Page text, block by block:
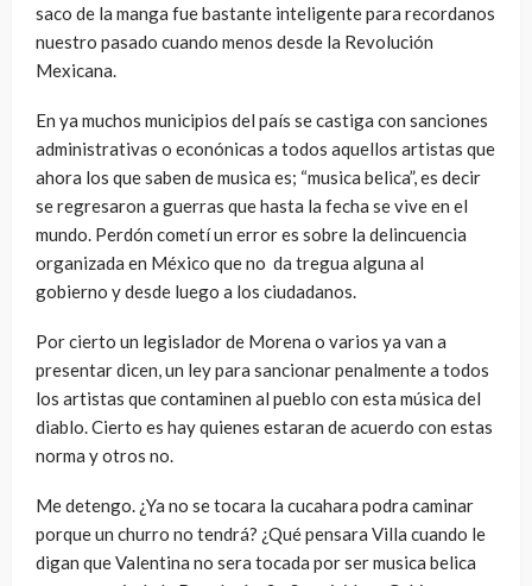
saco de la manga fue bastante inteligente para recordanos
nuestro pasado cuando menos desde la Revolución
Mexicana.
En ya muchos municipios del país se castiga con sanciones
administrativas o econónicas a todos aquellos artistas que
ahora los que saben de musica es; “musica belica”, es decir
se regresaron a guerras que hasta la fecha se vive en el
mundo. Perdón cometí un error es sobre la delincuencia
organizada en México que no da tregua alguna al
gobierno y desde luego a los ciudadanos.
Por cierto un legislador de Morena o varios ya van a
presentar dicen, un ley para sancionar penalmente a todos
los artistas que contaminen al pueblo con esta música del
diablo. Cierto es hay quienes estaran de acuerdo con estas
norma y otros no.
Me detengo. ¿Ya no se tocara la cucahara podra caminar
porque un churro no tendrá? ¿Qué pensara Villa cuando le
digan que Valentina no sera tocada por ser musica belica